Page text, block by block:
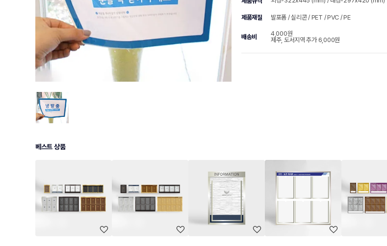
제품재질 발포폼 / 실리콘 / PET / PVC / PE
배송비
4,000원
제주, 도서지역 추가 6,000원
베스트 상품